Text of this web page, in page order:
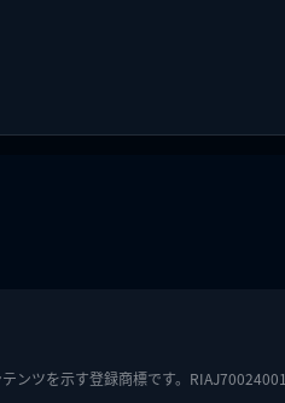
ンツを示す登録商標です。RIAJ70024001